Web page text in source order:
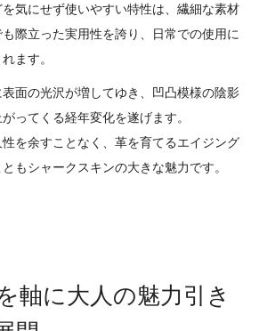
気にせず使いやすい特性は、繊細な素材
際立った実用性を誇り、日常での使用に
ます。
面の光沢が増してゆき、凹凸模様の陰影
ってくる経年変化を遂げます。
を余すことなく、革を育てるエイジング
もシャークスキンの大きな魅力です。
軸に大人の魅力引き